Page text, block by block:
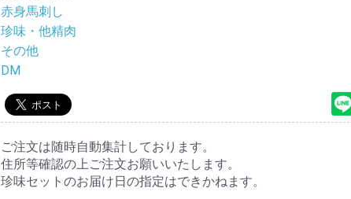
赤身馬刺し
珍味・他精肉
その他
DM
ご注文は随時自動集計しております。
住所等確認の上ご注文お願いいたします。
珍味セットのお届け日の指定はできかねます。